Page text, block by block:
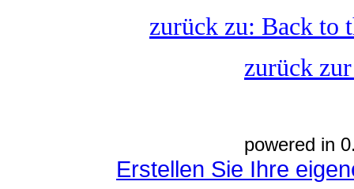
zurück zu: Back to
zurück
powered in
Erstellen Sie Ihre